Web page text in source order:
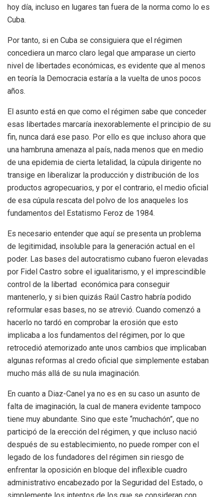
hoy día, incluso en lugares tan fuera de la norma como lo es
Cuba.
Por tanto, si en Cuba se consiguiera que el régimen
concediera un marco claro legal que amparase un cierto
nivel de libertades económicas, es evidente que al menos
en teoría la Democracia estaría a la vuelta de unos pocos
años.
El asunto está en que como el régimen sabe que conceder
esas libertades marcaría inexorablemente el principio de su
fin, nunca dará ese paso. Por ello es que incluso ahora que
una hambruna amenaza al país, nada menos que en medio
de una epidemia de cierta letalidad, la cúpula dirigente no
transige en liberalizar la producción y distribución de los
productos agropecuarios, y por el contrario, el medio oficial
de esa cúpula rescata del polvo de los anaqueles los
fundamentos del Estatismo Feroz de 1984.
Es necesario entender que aquí se presenta un problema
de legitimidad, insoluble para la generación actual en el
poder. Las bases del autocratismo cubano fueron elevadas
por Fidel Castro sobre el igualitarismo, y el imprescindible
control de la libertad económica para conseguir
mantenerlo, y si bien quizás Raúl Castro habría podido
reformular esas bases, no se atrevió. Cuando comenzó a
hacerlo no tardó en comprobar la erosión que esto
implicaba a los fundamentos del régimen, por lo que
retrocedió atemorizado ante unos cambios que implicaban
algunas reformas al credo oficial que simplemente estaban
mucho más allá de su nula imaginación.
En cuanto a Diaz-Canel ya no es en su caso un asunto de
falta de imaginación, la cual de manera evidente tampoco
tiene muy abundante. Sino que este “muchachón”, que no
participó de la erección del régimen, y que incluso nació
después de su establecimiento, no puede romper con el
legado de los fundadores del régimen sin riesgo de
enfrentar la oposición en bloque del inflexible cuadro
administrativo encabezado por la Seguridad del Estado, o